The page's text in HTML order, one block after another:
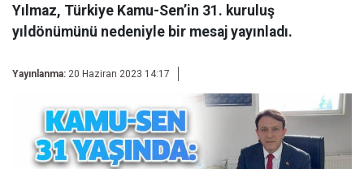
Yılmaz, Türkiye Kamu-Sen’in 31. kuruluş
yıldönümünü nedeniyle bir mesaj yayınladı.
Yayınlanma: 20 Haziran 2023 14:17